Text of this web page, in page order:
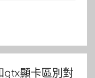
gtx顯卡區別對